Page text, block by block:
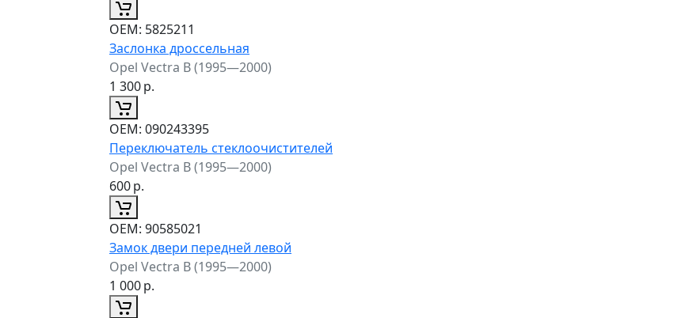
ОЕМ: 5825211
Заслонка дроссельная
Opel Vectra B (1995—2000)
1 300р.
ОЕМ: 090243395
Переключатель стеклоочистителей
Opel Vectra B (1995—2000)
600р.
ОЕМ: 90585021
Замок двери передней левой
Opel Vectra B (1995—2000)
1 000р.